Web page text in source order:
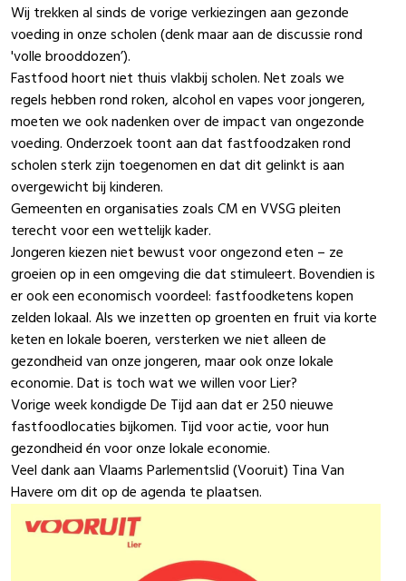
Wij trekken al sinds de vorige verkiezingen aan gezonde
voeding in onze scholen (denk maar aan de discussie rond
'volle brooddozen’).
Fastfood hoort niet thuis vlakbij scholen. Net zoals we
regels hebben rond roken, alcohol en vapes voor jongeren,
moeten we ook nadenken over de impact van ongezonde
voeding. Onderzoek toont aan dat fastfoodzaken rond
scholen sterk zijn toegenomen en dat dit gelinkt is aan
overgewicht bij kinderen.
Gemeenten en organisaties zoals CM en VVSG pleiten
terecht voor een wettelijk kader.
Jongeren kiezen niet bewust voor ongezond eten – ze
groeien op in een omgeving die dat stimuleert. Bovendien is
er ook een economisch voordeel: fastfoodketens kopen
zelden lokaal. Als we inzetten op groenten en fruit via korte
keten en lokale boeren, versterken we niet alleen de
gezondheid van onze jongeren, maar ook onze lokale
economie. Dat is toch wat we willen voor Lier?
Vorige week kondigde De Tijd aan dat er 250 nieuwe
fastfoodlocaties bijkomen. Tijd voor actie, voor hun
gezondheid én voor onze lokale economie.
Veel dank aan Vlaams Parlementslid (Vooruit) Tina Van
Havere om dit op de agenda te plaatsen.